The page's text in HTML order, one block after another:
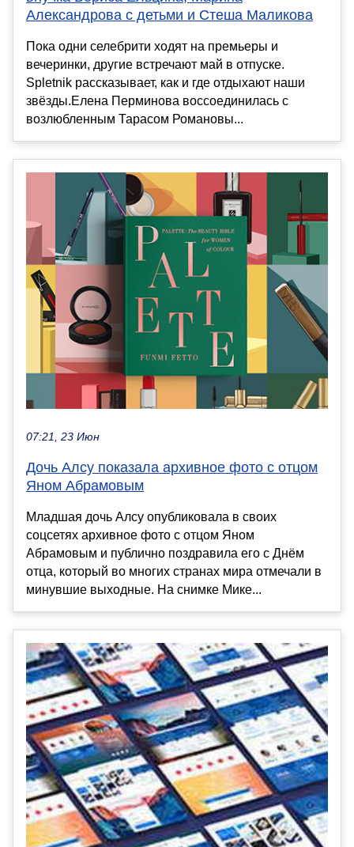
Александрова с детьми и Стеша Маликова
Пока одни селебрити ходят на премьеры и
вечеринки, другие встречают май в отпуске.
Spletnik рассказывает, как и где отдыхают наши
звёзды.Елена Перминова воссоединилась с
возлюбленным Тарасом Романовы...
07:21, 23 Июн
Дочь Алсу показала архивное фото с отцом
Яном Абрамовым
Младшая дочь Алсу опубликовала в своих
соцсетях архивное фото с отцом Яном
Абрамовым и публично поздравила его с Днём
отца, который во многих странах мира отмечали в
минувшие выходные. На снимке Мике...